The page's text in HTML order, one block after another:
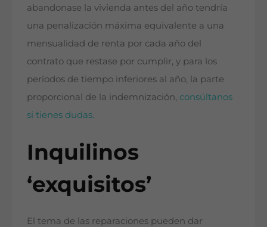
abandonase la vivienda antes del año tendría
una penalización máxima equivalente a una
mensualidad de renta por cada año del
contrato que restase por cumplir, y para los
períodos de tiempo inferiores al año, la parte
proporcional de la indemnización, consúltanos
si tienes dudas.
Inquilinos
‘exquisitos’
El tema de las reparaciones pueden dar